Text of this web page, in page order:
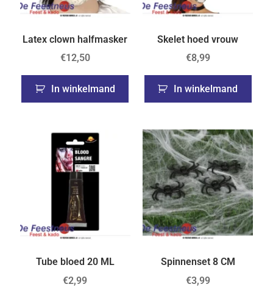
Latex clown halfmasker
€12,50
In winkelmand
Skelet hoed vrouw
€8,99
In winkelmand
Tube bloed 20 ML
€2,99
Spinnenset 8 CM
€3,99